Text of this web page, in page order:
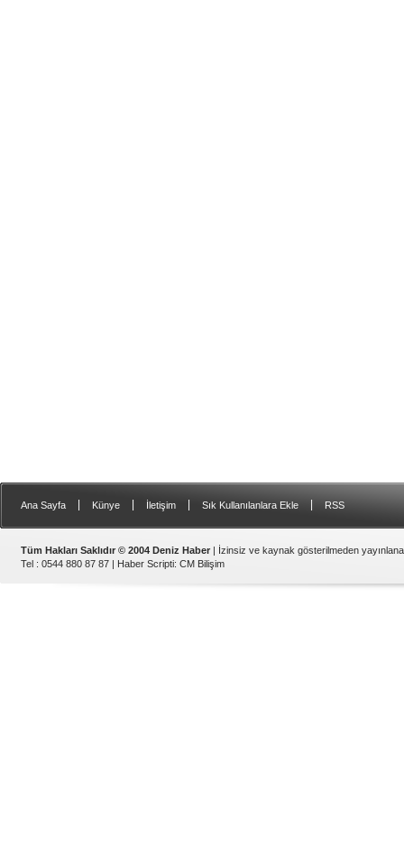
Ana Sayfa Künye İletişim Sık Kullanılanlara Ekle RSS
Tüm Hakları Saklıdır © 2004 Deniz Haber | İzinsiz ve kaynak gösterilmeden
Tel : 0544 880 87 87 | Haber Scripti: CM Bilişim